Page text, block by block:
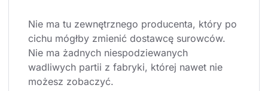
Nie ma tu zewnętrznego producenta, który po
cichu mógłby zmienić dostawcę surowców.
Nie ma żadnych niespodziewanych
wadliwych partii z fabryki, której nawet nie
możesz zobaczyć.